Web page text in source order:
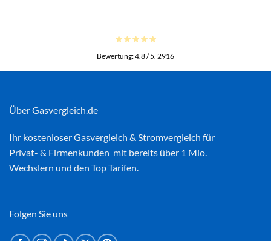
Bewertung:4.8/ 5. 2916
Über Gasvergleich.de
Ihr kostenloserGasvergleich & Stromvergleich für
Privat- & Firmenkunden mit bereits über 1 Mio.
Wechslern und den Top Tarifen.
Folgen Sie uns